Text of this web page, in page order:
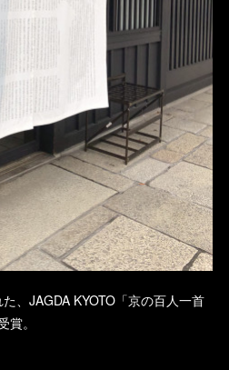
、JAGDA KYOTO「京の百人一首
。